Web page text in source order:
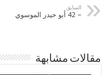
السابق
– 42 أبو حيدر الموسوي
مقالات مشابهة